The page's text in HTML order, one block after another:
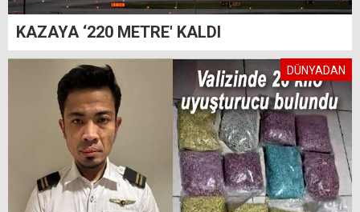
KAZAYA ‘220 METRE' KALDI
DÜNYADAN